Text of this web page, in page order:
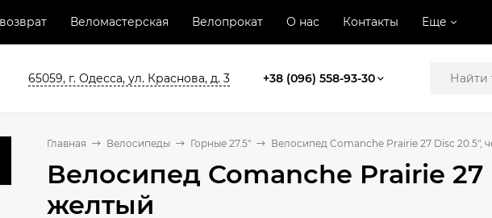
Веломастерская Велопрокат О нас Контакты Еще
65059, г. Одесса, ул. Краснова, д. 3 +38 (096) 558-93-30
Главная Велосипеды Горные 27.5" Велосипед Comanche Prairie 27 Disc 20.5",
Велосипед Comanche Prairie
желтый